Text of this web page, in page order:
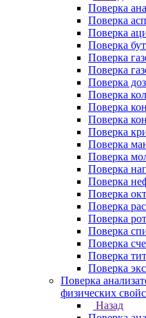
Поверка
Поверка
Поверка
Поверка
Поверка
Поверка
Поверка
Поверка
Поверка
Поверка
Поверка
Поверка
Поверка
Поверка
Поверка
Поверка
Поверка
Поверка
Поверка
Поверка
Поверка
Поверка
Поверка
физических
Назад